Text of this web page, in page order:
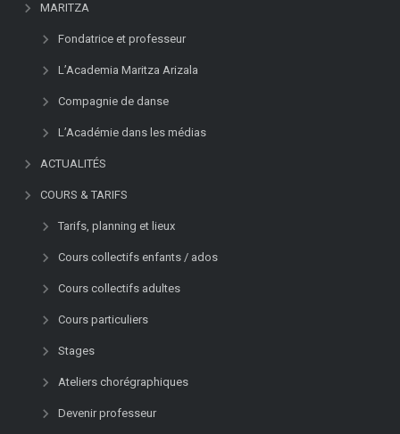
MARITZA
Fondatrice et professeur
L’Academia Maritza Arizala
Compagnie de danse
L’Académie dans les médias
ACTUALITÉS
COURS & TARIFS
Tarifs, planning et lieux
Cours collectifs enfants / ados
Cours collectifs adultes
Cours particuliers
Stages
Ateliers chorégraphiques
Devenir professeur